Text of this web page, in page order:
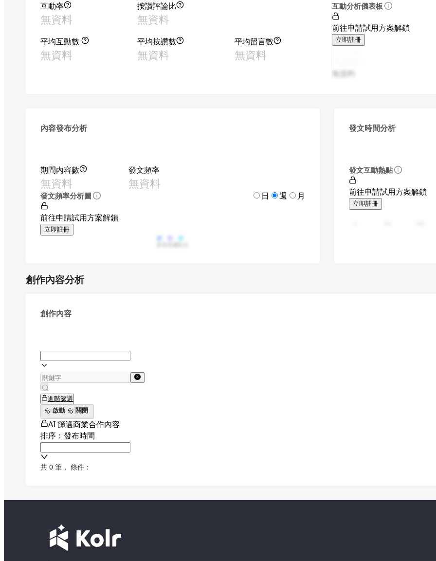
互動率
無資料
按讚評論比
無資料
平均互動數
無資料
平均按讚數
無資料
平均留言數
無資料
互動分析儀表板
前往申請試用方案解鎖
立即註冊
無資料
內容發布分析
期間內容數
無資料
發文頻率
無資料
發文頻率分析圖 日 週 月
前往申請試用方案解鎖
立即註冊
發文時間分析
發文互動熱點
前往申請試用方案解鎖
立即註冊
創作內容分析
創作內容
進階篩選
啟動
關閉
AI 篩選商業合作內容
排序：發布時間
共 0 筆 ， 條件：